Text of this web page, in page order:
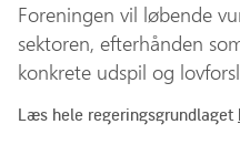
Foreningen vil løbende
sektoren, efterhånden
konkrete udspil og
Læs hele regeringsgrundlaget